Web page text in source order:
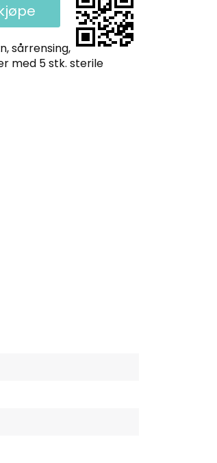
sårrensing,
med 5 stk. sterile